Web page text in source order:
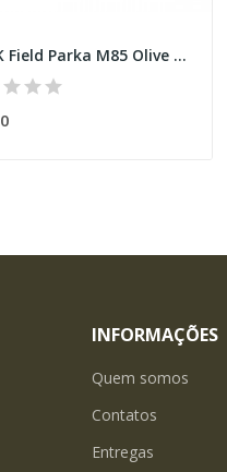
CZ/SK Field Parka M85 Olive Used
INFORMAÇÕES
Quem somos
Contatos
Entregas